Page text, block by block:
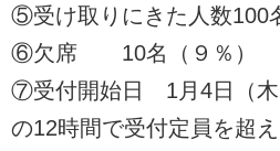
⑤受け取りにきた人数100
⑥欠席 10名（９％）
⑦受付開始日 1月4日（
の12時間で受付定員を超え